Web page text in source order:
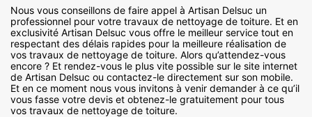
Nous vous conseillons de faire appel à Artisan Delsuc un
professionnel pour votre travaux de nettoyage de toiture. Et en
exclusivité Artisan Delsuc vous offre le meilleur service tout en
respectant des délais rapides pour la meilleure réalisation de
vos travaux de nettoyage de toiture. Alors qu’attendez-vous
encore ? Et rendez-vous le plus vite possible sur le site internet
de Artisan Delsuc ou contactez-le directement sur son mobile.
Et en ce moment nous vous invitons à venir demander à ce qu’il
vous fasse votre devis et obtenez-le gratuitement pour tous
vos travaux de nettoyage de toiture.